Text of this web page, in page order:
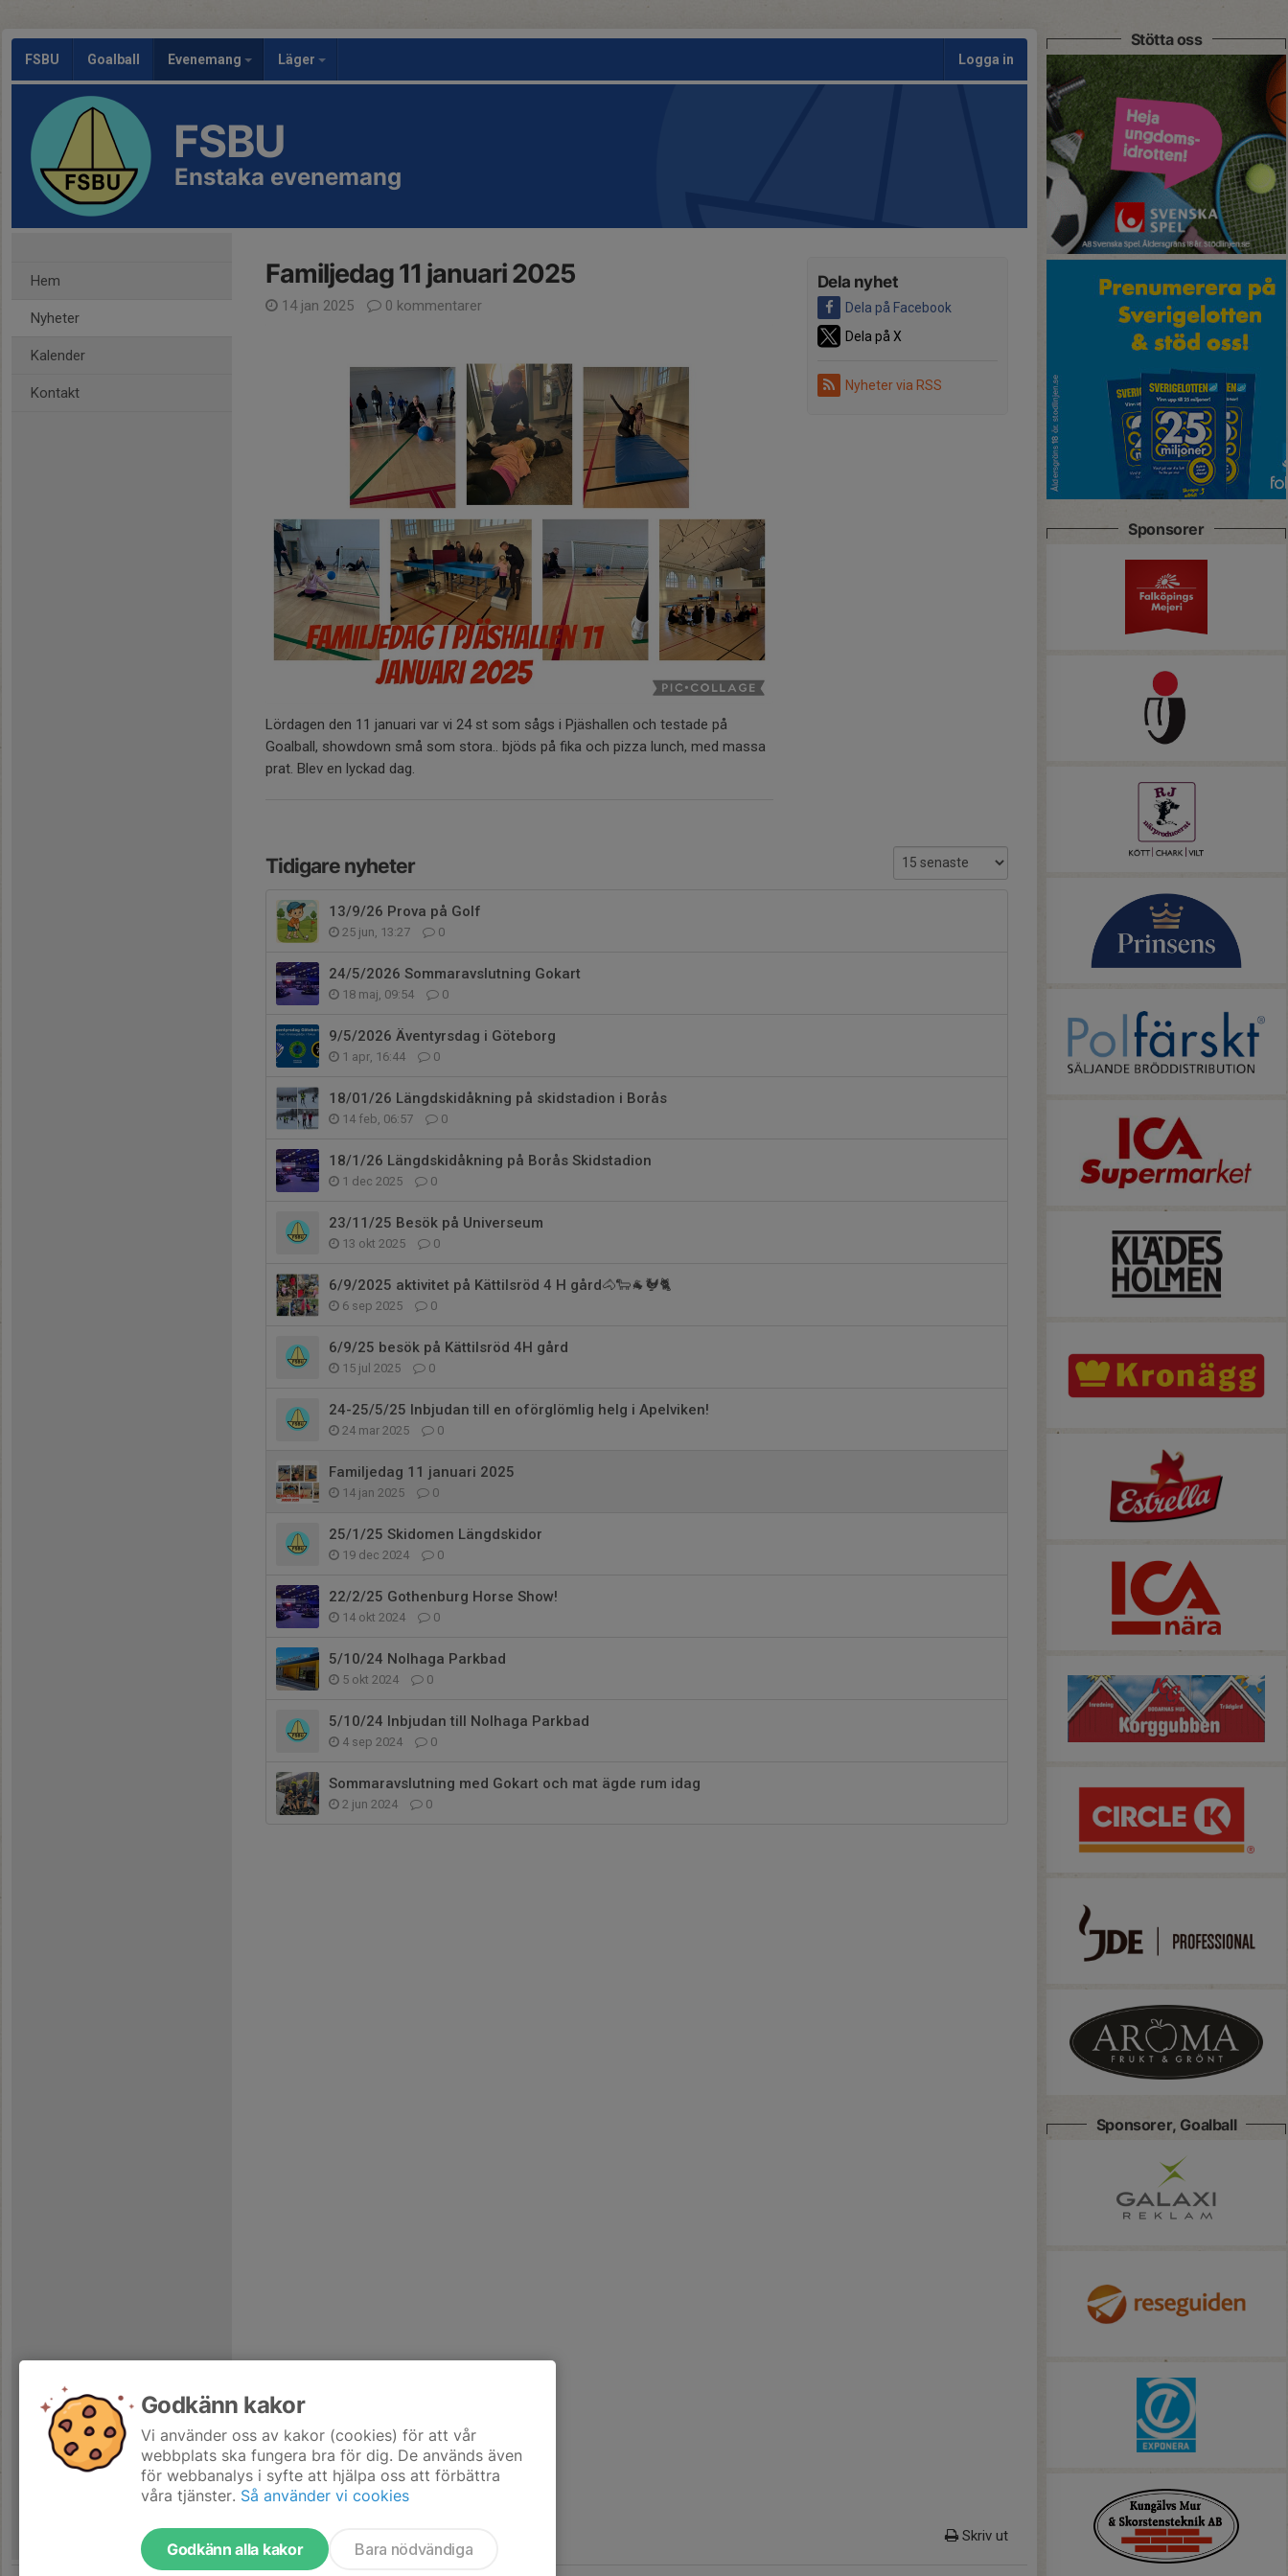
FSBU Goalball Evenemang Läger Logga in
FSBU
Enstaka evenemang
Hem
Nyheter
Kalender
Kontakt
Dela nyhet
Dela på Facebook
Dela på X
Nyheter via RSS
Familjedag 11 januari 2025
14 jan 2025 0 kommentarer
Lördagen den 11 januari var vi 24 st som sågs i Pjäshallen och testade på
Goalball, showdown små som stora.. bjöds på fika och pizza lunch, med massa
prat. Blev en lyckad dag.
Tidigare nyheter
13/9/26 Prova på Golf
25 jun, 13:27 0
24/5/2026 Sommaravslutning Gokart
18 maj, 09:54 0
9/5/2026 Äventyrsdag i Göteborg
1 apr, 16:44 0
18/01/26 Längdskidåkning på skidstadion i Borås
14 feb, 06:57 0
18/1/26 Längdskidåkning på Borås Skidstadion
1 dec 2025 0
23/11/25 Besök på Universeum
13 okt 2025 0
6/9/2025 aktivitet på Kättilsröd 4 H gård🐴🐑🐐🐓🐈
6 sep 2025 0
6/9/25 besök på Kättilsröd 4H gård
15 jul 2025 0
24-25/5/25 Inbjudan till en oförglömlig helg i Apelviken!
24 mar 2025 0
Familjedag 11 januari 2025
14 jan 2025 0
25/1/25 Skidomen Längdskidor
19 dec 2024 0
22/2/25 Gothenburg Horse Show!
14 okt 2024 0
5/10/24 Nolhaga Parkbad
5 okt 2024 0
5/10/24 Inbjudan till Nolhaga Parkbad
4 sep 2024 0
Sommaravslutning med Gokart och mat ägde rum idag
2 jun 2024 0
Skriv ut
Stötta oss
Sponsorer
Sponsorer, Goalball
Godkänn kakor
Vi använder oss av kakor (cookies) för att vår
webbplats ska fungera bra för dig. De används även
för webbanalys i syfte att hjälpa oss att förbättra
våra tjänster. Så använder vi cookies
Godkänn alla kakor Bara nödvändiga